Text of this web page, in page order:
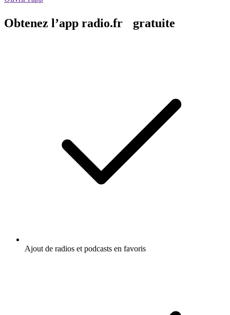
Obtenez l’app radio.fr gratuite
Ajout de radios et podcasts en favoris